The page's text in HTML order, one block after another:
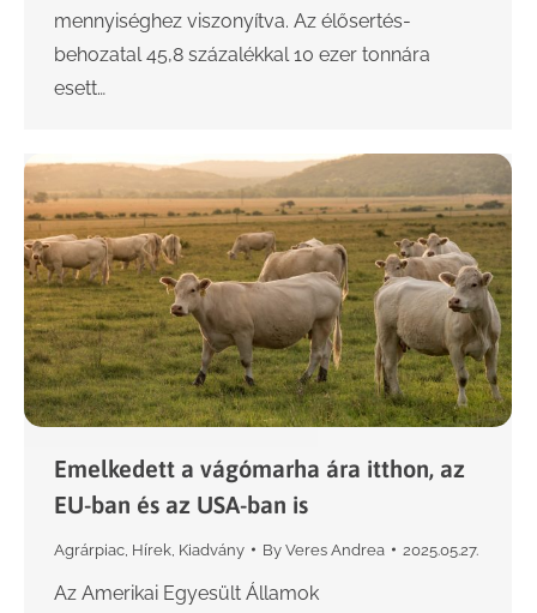
mennyiséghez viszonyítva. Az élősertés-
behozatal 45,8 százalékkal 10 ezer tonnára
esett…
Emelkedett a vágómarha ára itthon, az
EU-ban és az USA-ban is
Agrárpiac Hírek Kiadvány By Veres Andrea 2025.05.27.
Az Amerikai Egyesült Államok